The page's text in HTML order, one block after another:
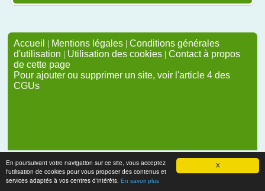
X
En poursuivant votre navigation sur ce site, vous acceptez
l'utilisation de cookies pour vous proposer des contenus et
services adaptés à vos centres d'intérêts. En savoir plus
Accueil | Mentions légales | Conditions générales
d'utilisation | Utilisation des cookies | Contact à propos
de cette page
Pour ajouter ou supprimer un site, voir l'article 4 des
CGUs